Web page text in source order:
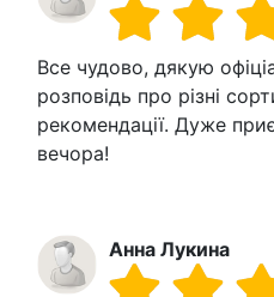
Все чудово, дякую
розповідь про різні
рекомендації. Дуже
вечора!
Анна Лукина